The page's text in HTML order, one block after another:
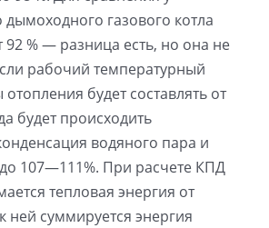
газового котла
92 % — разница есть, но она не
рабочий температурный
будет составлять от
будет происходить
водяного пара и
107—111%. При расчете КПД
тепловая энергия от
ней суммируется энергия